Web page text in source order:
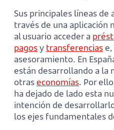
Sus principales líneas de
través de una aplicación
al usuario acceder a
pagosy transferencias
asesoramiento. En
están desarrollando a la
otraseconomías. Por
ha dejado de lado esta
intención de
los ejes fundamentales